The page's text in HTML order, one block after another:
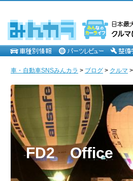
車・自動車SNSみんカラ > ブログ > クルマ
FD2 Office